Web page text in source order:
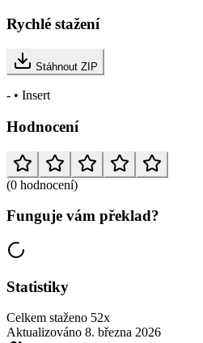
Rychlé stažení
Stáhnout ZIP
- • Insert
Hodnocení
(0 hodnocení)
Funguje vám překlad?
Statistiky
Celkem staženo 52x
Aktualizováno 8. března 2026